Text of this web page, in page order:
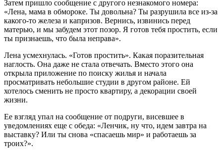
Затем пришло сообщение с другого незнакомого номера:
«Лена, мама в обмороке. Ты довольна? Ты разрушила все из-за
какого-то железа и капризов. Вернись, извинись перед
матерью, и мы забудем этот позор. Я готов тебя простить, если
ты признаешь, что была неправа».
Лена усмехнулась. «Готов простить». Какая поразительная
наглость. Она даже не стала отвечать. Вместо этого она
открыла приложение по поиску жилья и начала
просматривать небольшие студии в другом районе. Ей
хотелось сменить не просто квартиру, а декорации своей
жизни.
Ее взгляд упал на сообщение от подруги, висевшее в
уведомлениях еще с обеда: «Ленчик, ну что, идем завтра на
выставку? Или ты снова «спасаешь мир» и работаешь за
троих?».